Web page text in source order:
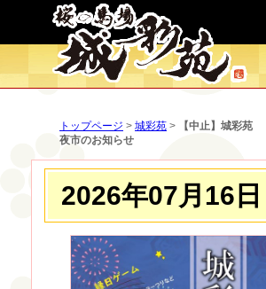
トップページ > 城彩苑 >
【中止】城彩苑
夜市のお知らせ
2026年07月16日